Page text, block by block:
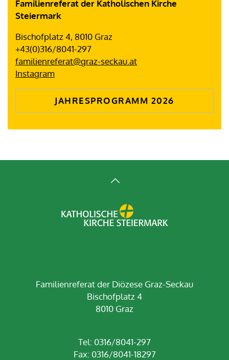
Familienreferat der Katholischen Kirche
Steiermark
Bischofplatz 4, 8010 Graz
+43(0)316/8041-297
familienreferat@graz-seckau.at
Instagram
JAHRESPROGRAMM 2026
Familienreferat der Diözese Graz-Seckau
Bischofplatz 4
8010 Graz
Tel: 0316/8041-297
Fax: 0316/8041-18297